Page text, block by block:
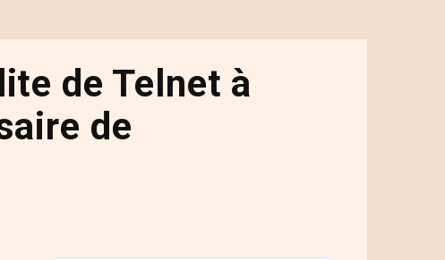
de Telnet à
de